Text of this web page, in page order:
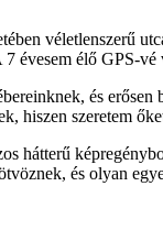
véletlenszerű
évesem élő GPS-vé
és
hiszen szeretem
hátterű
és olyan